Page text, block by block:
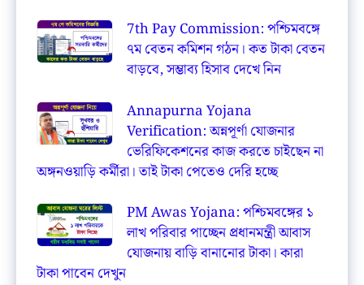
7th Pay Commission: পশ্চিমবঙ্গে
৭ম বেতন কমিশন গঠন। কত টাকা বেতন
বাড়বে, সম্ভাব্য হিসাব দেখে নিন
Annapurna Yojana
Verification: অন্নপূর্ণা যোজনার
ভেরিফিকেশনের কাজ করতে চাইছেন না
অঙ্গনওয়াড়ি কর্মীরা। তাই টাকা পেতেও দেরি হচ্ছে
PM Awas Yojana: পশ্চিমবঙ্গের ১
লাখ পরিবার পাচ্ছেন প্রধানমন্ত্রী আবাস
যোজনায় বাড়ি বানানোর টাকা। কারা
টাকা পাবেন দেখুন